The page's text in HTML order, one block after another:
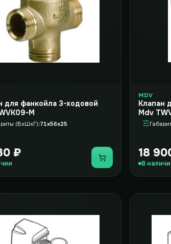
для фанкойла 3-ходовой
M
(ВxШxГ) 71x56x25
₽
Купить
MDV
Клапан
Mdv
18
В